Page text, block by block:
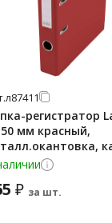
л87411
регистратор
50 мм красный,
₽ за шт.